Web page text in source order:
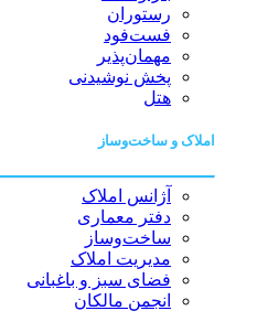
رستوران
فست‌فود
مهمان‌پذیر
پخش نوشیدنی
هتل
املاک و ساخت‌وساز
آژانس املاک
دفتر معماری
ساخت‌وساز
مدیریت املاک
فضای سبز و باغبانی
انجمن مالکان